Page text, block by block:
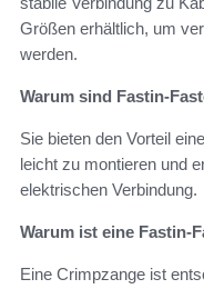
Größen erhältlich, um
werden.
Warum sind Fastin-
Sie bieten den Vorteil
leicht zu montieren und
elektrischen Verbindung.
Warum ist eine Fastin-
Eine Crimpzange ist